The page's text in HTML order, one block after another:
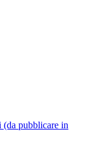
pubblicare in